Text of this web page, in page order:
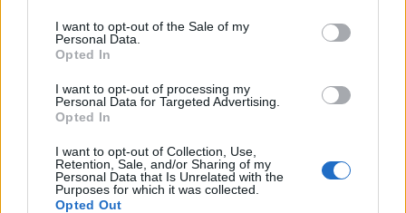
I want to opt-out of the Sale of my
Personal Data.
Opted In
I want to opt-out of processing my
Personal Data for Targeted Advertising.
Opted In
I want to opt-out of Collection, Use,
Retention, Sale, and/or Sharing of my
Personal Data that Is Unrelated with the
Purposes for which it was collected.
Opted Out